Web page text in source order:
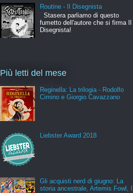
Routine - Il Disegnista
Stasera parliamo di questo
fumetto dell'autore che si firma Il
Disegnista!
Più letti del mese
Reginella: La trilogia - Rodolfo
Cimino e Giorgio Cavazzano
Liebster Award 2018
Gli acquisti nerd di giugno: La
storia ancestrale, Artemis Fowl, I